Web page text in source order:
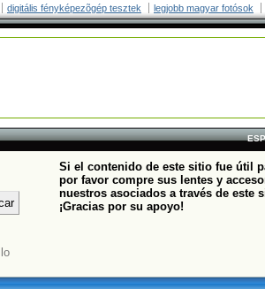
digitális fényképezõgép tesztek legjobb magyar fotósok
Si el contenido de este sitio fue útil
por favor compre sus lentes y
nuestros asociados a través de este
¡Gracias por su apoyo!